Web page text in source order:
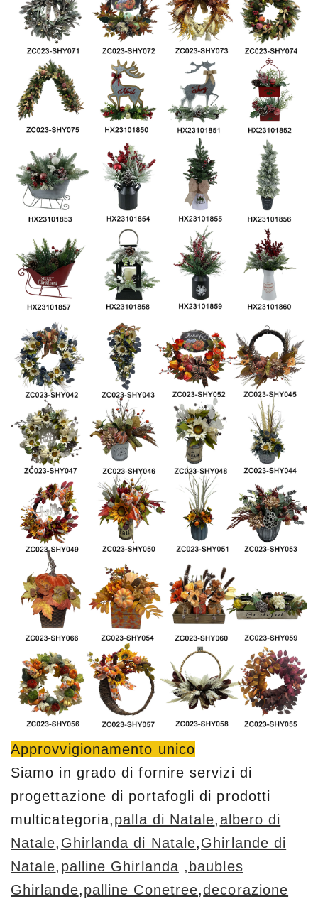
Approvvigionamento unico
Siamo in grado di fornire servizi di
progettazione di portafogli di prodotti
multicategoria,palla di Natale,albero di
Natale, Ghirlanda di Natale,Ghirlande di
Natale, palline Ghirlanda ,baubles
Ghirlande,palline Conetree,decorazione